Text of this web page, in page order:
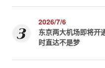
2026/7/6
东京两大机场即将开
时直达不是梦